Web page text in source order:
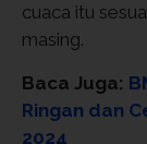
cuaca itu
masing.
Baca Juga:
Ringan dan
2024